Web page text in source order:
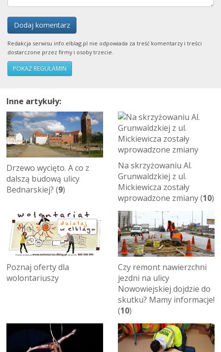
Dodaj komentarz
Redakcja serwisu info.elblag.pl nie odpowiada za treść komentarzy i treści
dostarczone przez firmy i osoby trzecie.
POKAŻ REGULAMIN
Inne artykuły:
Drzewo wycięto. A co z
dalszą budową ulicy
Bednarskiej? (9)
Na skrzyżowaniu Al.
Grunwaldzkiej z ul.
Mickiewicza zostały
wprowadzone zmiany (10)
Poznaj oferty dla
wolontariuszy
Czy remont nawierzchni
jezdni na ulicy
Nowowiejskiej dojdzie do
skutku? Mamy informacje!
(10)